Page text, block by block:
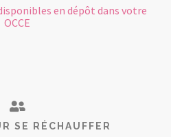
en dépôt dans votre
OCCE
SE RÉCHAUFFER